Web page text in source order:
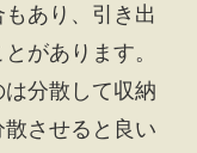
あり、引き出
があります。
分散して収納
させると良い